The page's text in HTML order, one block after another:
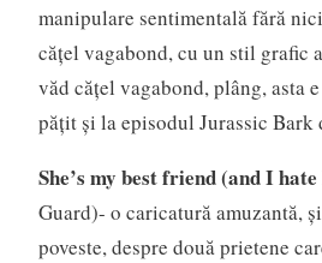
manipulare sentimentală fără
cățel vagabond, cu un stil grafic
văd cățel vagabond, plâng, asta
pățit și la episodul Jurassic Bark
She’s my best friend(and I
Guard)- o caricatură amuzantă,
poveste, despre două prietene